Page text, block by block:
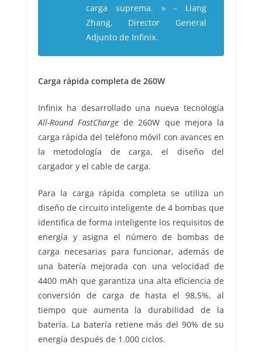
carga suprema. » – Liang
Zhang, Director General
Adjunto de Infinix.
Carga rápida completa de 260W
Infinix ha desarrollado una nueva tecnología
All-Round FastCharge de 260W que mejora la
carga rápida del teléfono móvil con avances en
la metodología de carga, el diseño del
cargador y el cable de carga.
Para la carga rápida completa se utiliza un
diseño de circuito inteligente de 4 bombas que
identifica de forma inteligente los requisitos de
energía y asigna el número de bombas de
carga necesarias para funcionar, además de
una batería mejorada con una velocidad de
4400 mAh que garantiza una alta eficiencia de
conversión de carga de hasta el 98,5%, al
tiempo que aumenta la durabilidad de la
batería. La batería retiene más del 90% de su
energía después de 1.000 ciclos.